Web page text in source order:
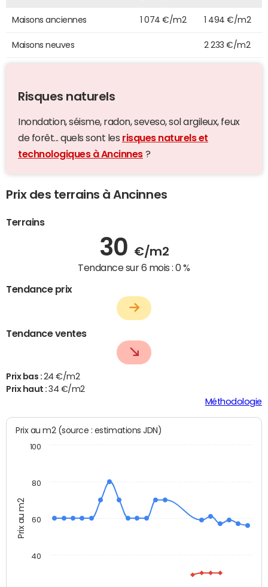
Maisons anciennes 1 074 €/m2 1 494 €/m2
Maisons neuves 2 233 €/m2
Risques naturels
Inondation, séisme, radon, seveso, sol argileux, feux
de forêt... quels sont les risques naturels et
technologiques à Ancinnes ?
Prix des terrains à Ancinnes
Terrains
30 €/m2
Tendance sur 6 mois :0 %
Tendance prix
Tendance ventes
Prix bas : 24 €/m2
Prix haut :34 €/m2
Méthodologie
Prix au m2
Prix au m2 (source : estimations JDN)
40
60
80
100